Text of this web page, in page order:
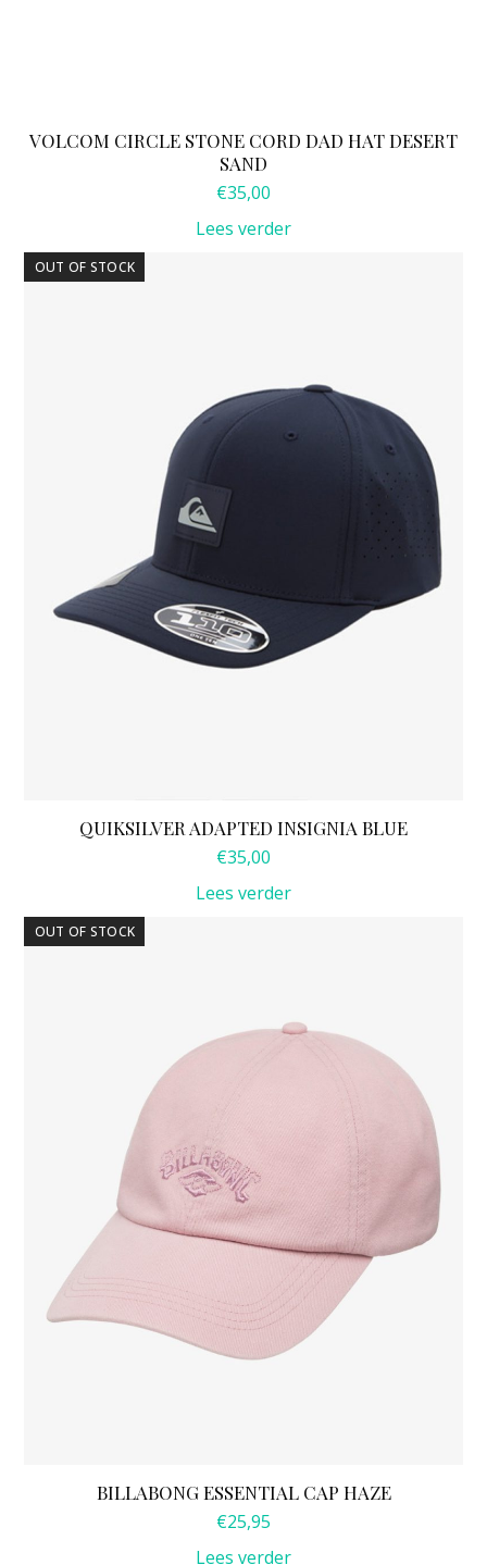
VOLCOM CIRCLE STONE CORD DAD HAT DESERT
SAND
€35,00
Lees verder
OUT OF STOCK
QUIKSILVER ADAPTED INSIGNIA BLUE
€35,00
Lees verder
OUT OF STOCK
BILLABONG ESSENTIAL CAP HAZE
€25,95
Lees verder